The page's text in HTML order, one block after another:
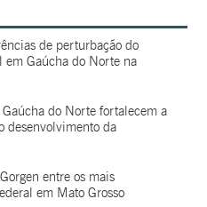
de perturbação do
em Gaúcha do Norte na
do Norte fortalecem a
desenvolvimento da
entre os mais
em Mato Grosso